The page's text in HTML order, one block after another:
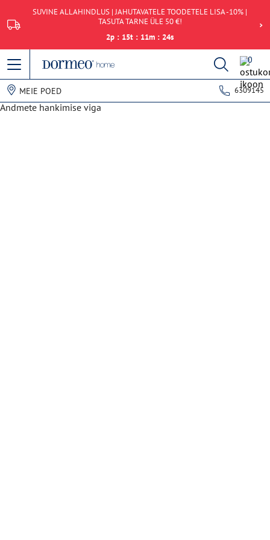
SUVINE ALLAHINDLUS | JAHUTAVATELE TOODETELE LISA -10% |
TASUTA TARNE ÜLE 50 €!
2p : 15t : 11m : 24s
0
MEIE POED 6309145
Andmete hankimise viga